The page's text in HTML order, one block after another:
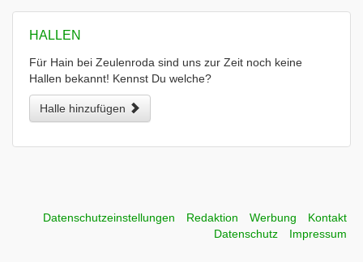
HALLEN
Für Hain bei Zeulenroda sind uns zur Zeit noch keine
Hallen bekannt! Kennst Du welche?
Halle hinzufügen
Datenschutzeinstellungen Redaktion Werbung
Kontakt
Datenschutz
Impressum